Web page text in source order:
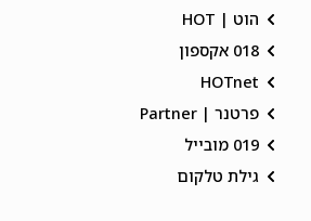
הוט | HOT
018 אקספון
HOTnet
פרטנר | Partner
019 מובייל
גילת טלקום